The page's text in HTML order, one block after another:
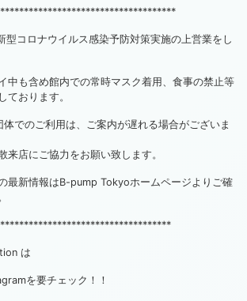
コロナウイルス感染予防対策実施の上営業をし
中も含め館内での常時マスク着用、食事の禁止等
ております。
でのご利用は、ご案内が遅れる場合がございま
来店にご協力をお願い致します。
最新情報はB-pump Tokyoホームページよりご確
は
を要チェック！！